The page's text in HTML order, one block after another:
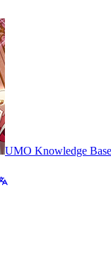
UMO Knowledge Base